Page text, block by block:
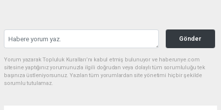
Gönder
Yorum yazarak Topluluk Kuralları’nı kabul etmiş bulunuyor ve haberunye.com
sitesine yaptığınız yorumunuzla ilgili doğrudan veya dolaylı tüm sorumluluğu tek
başınıza üstleniyorsunuz. Yazılan tüm yorumlardan site yönetimi hiçbir şekilde
sorumlu tutulamaz.